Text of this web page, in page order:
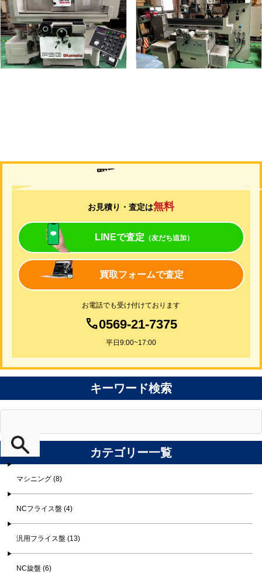
メーカー 岡本
形 式PSG-52DX
年 1997
メーカー ユング
形 式JF-420N
年 式2006
買取について
お見積り・査定は無料
LINEで査定 （友だち追加）
買取フォームで査定
お電話でも受け付けております
0569-21-7375
平日9:00~17:00
キーワード検索
カテゴリー一覧
マシニング (8)
NCフライス盤 (4)
汎用フライス盤 (13)
NC旋盤 (6)